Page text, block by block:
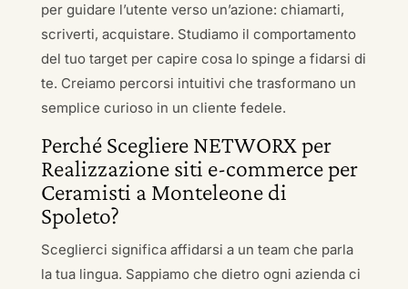
per guidare l’utente verso un’azione: chiamarti,
scriverti, acquistare. Studiamo il comportamento
del tuo target per capire cosa lo spinge a fidarsi di
te. Creiamo percorsi intuitivi che trasformano un
semplice curioso in un cliente fedele.
Perché Scegliere NETWORX per
Realizzazione siti e-commerce per
Ceramisti a Monteleone di
Spoleto?
Sceglierci significa affidarsi a un team che parla
la tua lingua. Sappiamo che dietro ogni azienda ci